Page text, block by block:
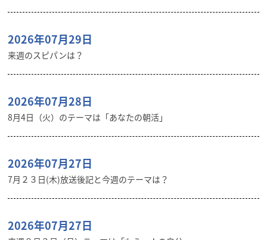
2026年07月29日
来週のスピパンは？
2026年07月28日
8月4日（火）のテーマは「あなたの朝活」
2026年07月27日
7月２３日(木)放送後記と今週のテーマは？
2026年07月27日